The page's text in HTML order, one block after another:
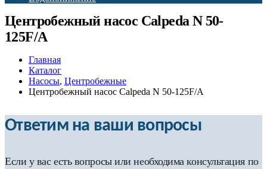
Центробежный насос Calpeda N 50-
125F/A
Главная
Каталог
Насосы, Центробежные
Центробежный насос Calpeda N 50-125F/A
Ответим на ваши вопросы
Если у вас есть вопросы или необходима консультация по